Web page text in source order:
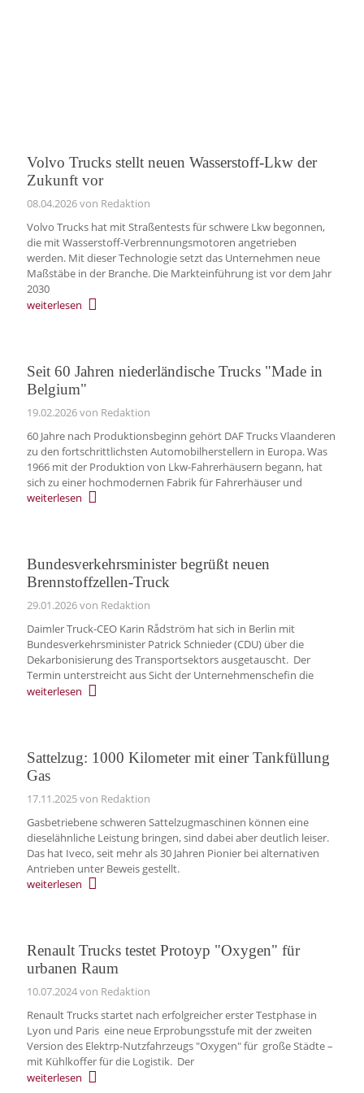
Volvo Trucks stellt neuen Wasserstoff‑Lkw der
Zukunft vor
08.04.2026von Redaktion
Volvo Trucks hat mit Straßentests für schwere Lkw begonnen,
die mit Wasserstoff-Verbrennungsmotoren angetrieben
werden. Mit dieser Technologie setzt das Unternehmen neue
Maßstäbe in der Branche. Die Markteinführung ist vor dem Jahr
2030
weiterlesen
Seit 60 Jahren niederländische Trucks "Made in
Belgium"
19.02.2026von Redaktion
60 Jahre nach Produktionsbeginn gehört DAF Trucks Vlaanderen
zu den fortschrittlichsten Automobilherstellern in Europa. Was
1966 mit der Produktion von Lkw-Fahrerhäusern begann, hat
sich zu einer hochmodernen Fabrik für Fahrerhäuser und
weiterlesen
Bundesverkehrsminister begrüßt neuen
Brennstoffzellen-Truck
29.01.2026von Redaktion
Daimler Truck-CEO Karin Rådström hat sich in Berlin mit
Bundesverkehrsminister Patrick Schnieder (CDU) über die
Dekarbonisierung des Transportsektors ausgetauscht. Der
Termin unterstreicht aus Sicht der Unternehmenschefin die
weiterlesen
Sattelzug: 1000 Kilometer mit einer Tankfüllung
Gas
17.11.2025von Redaktion
Gasbetriebene schweren Sattelzugmaschinen können eine
dieselähnliche Leistung bringen, sind dabei aber deutlich leiser.
Das hat Iveco, seit mehr als 30 Jahren Pionier bei alternativen
Antrieben unter Beweis gestellt.
weiterlesen
Renault Trucks testet Protoyp "Oxygen" für
urbanen Raum
10.07.2024von Redaktion
Renault Trucks startet nach erfolgreicher erster Testphase in
Lyon und Paris eine neue Erprobungsstufe mit der zweiten
Version des Elektrp-Nutzfahrzeugs "Oxygen" für große Städte –
mit Kühlkoffer für die Logistik. Der
weiterlesen